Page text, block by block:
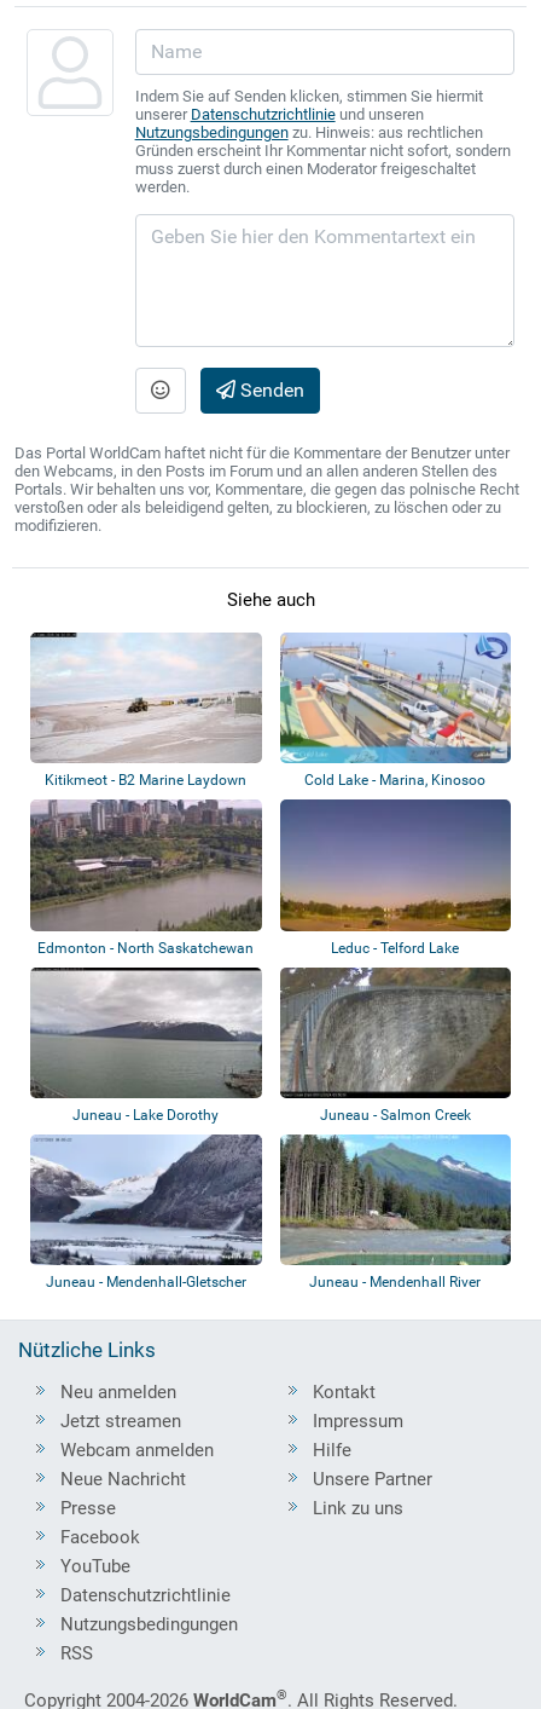
Indem Sie auf Senden klicken, stimmen Sie hiermit
unserer Datenschutzrichtlinieund unseren
Nutzungsbedingungenzu. Hinweis: aus rechtlichen
Gründen erscheint Ihr Kommentar nicht sofort, sondern
muss zuerst durch einen Moderator freigeschaltet
werden.
Senden
Das Portal WorldCam haftet nicht für die Kommentare der Benutzer unter
den Webcams, in den Posts im Forum und an allen anderen Stellen des
Portals. Wir behalten uns vor, Kommentare, die gegen das polnische Recht
verstoßen oder als beleidigend gelten, zu blockieren, zu löschen oder zu
modifizieren.
Siehe auch
Kitikmeot - B2 Marine Laydown
Area
Cold Lake - Marina, Kinosoo
Beach
Edmonton - North Saskatchewan
River
Leduc - Telford Lake
Juneau - Lake Dorothy
Juneau - Salmon Creek
Staudamm
Juneau - Mendenhall-Gletscher Juneau - Mendenhall River
Nützliche Links
Neu anmelden
Jetzt streamen
Webcam anmelden
Neue Nachricht
Presse
Kontakt
Impressum
Hilfe
Unsere Partner
Link zu uns
Facebook
YouTube
Datenschutzrichtlinie
Nutzungsbedingungen
RSS
Copyright 2004-2026 WorldCam®. All Rights Reserved.